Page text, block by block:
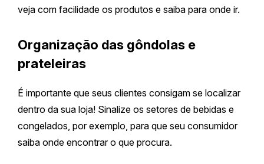
veja com facilidade os produtos e saiba para onde ir.
Organização das gôndolas e
prateleiras
É importante que seus clientes consigam se localizar
dentro da sua loja! Sinalize os setores de bebidas e
congelados, por exemplo, para que seu consumidor
saiba onde encontrar o que procura.